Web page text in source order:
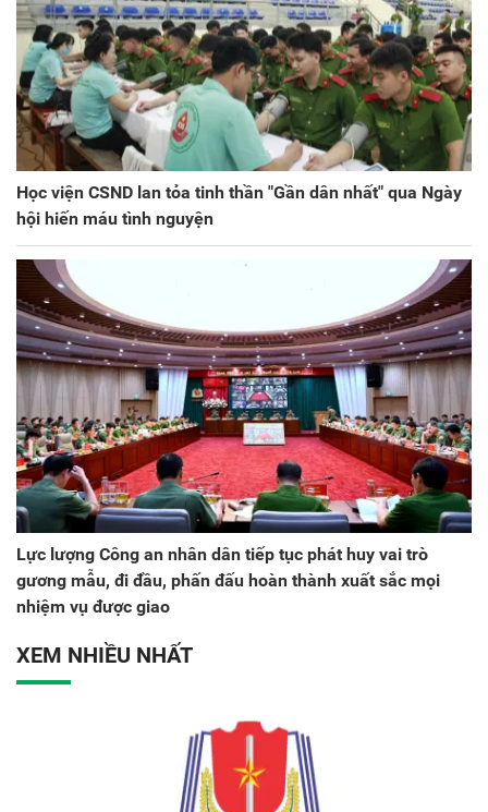
Học viện CSND lan tỏa tinh thần "Gần dân nhất" qua Ngày
hội hiến máu tình nguyện
Lực lượng Công an nhân dân tiếp tục phát huy vai trò
gương mẫu, đi đầu, phấn đấu hoàn thành xuất sắc mọi
nhiệm vụ được giao
XEM NHIỀU NHẤT